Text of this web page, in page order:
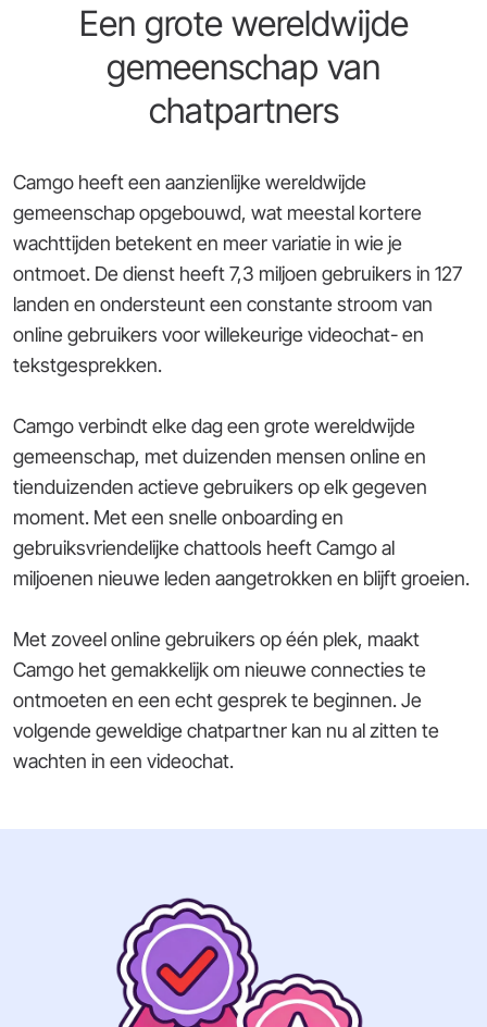
Een grote wereldwijde
gemeenschap van
chatpartners
Camgo heeft een aanzienlijke wereldwijde
gemeenschap opgebouwd, wat meestal kortere
wachttijden betekent en meer variatie in wie je
ontmoet. De dienst heeft 7,3 miljoen gebruikers in 127
landen en ondersteunt een constante stroom van
online gebruikers voor willekeurige videochat- en
tekstgesprekken.
Camgo verbindt elke dag een grote wereldwijde
gemeenschap, met duizenden mensen online en
tienduizenden actieve gebruikers op elk gegeven
moment. Met een snelle onboarding en
gebruiksvriendelijke chattools heeft Camgo al
miljoenen nieuwe leden aangetrokken en blijft groeien.
Met zoveel online gebruikers op één plek, maakt
Camgo het gemakkelijk om nieuwe connecties te
ontmoeten en een echt gesprek te beginnen. Je
volgende geweldige chatpartner kan nu al zitten te
wachten in een videochat.